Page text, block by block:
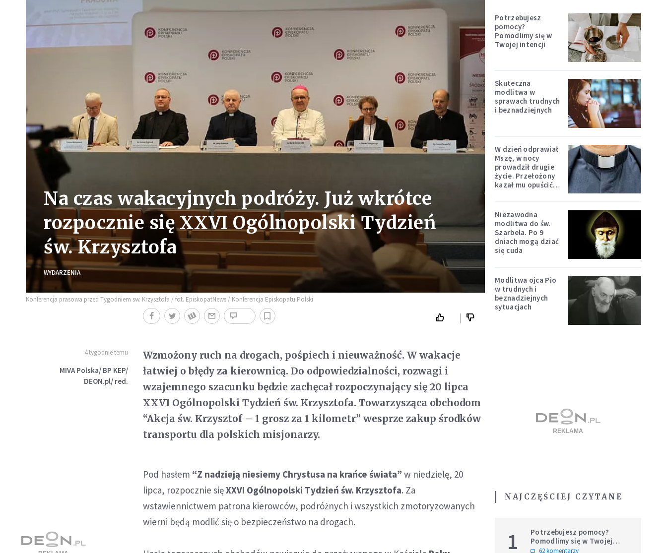
Na czas wakacyjnych podróży. Już wkrótce
rozpocznie się XXVI Ogólnopolski Tydzień
św. Krzysztofa
WYDARZENIA
Konferencja prasowa przed Tygodniem sw. Krzysztofa / fot. EpiskopatNews / Konferencja Episkopatu Polski
4 tygodnie temu
MIVA Polska/ BP KEP/
DEON.pl/ red.
Wzmożony ruch na drogach, pośpiech i nieuważność. W wakacje
łatwiej o błędy za kierownicą. Do odpowiedzialności, rozwagi i
wzajemnego szacunku będzie zachęcał rozpoczynający się 20 lipca
XXVI Ogólnopolski Tydzień św. Krzysztofa. Towarzysząca obchodom
“Akcja św. Krzysztof – 1 grosz za 1 kilometr” wesprze zakup środków
transportu dla polskich misjonarzy.
Pod hasłem “Z nadzieją niesiemy Chrystusa na krańce świata” w niedzielę, 20
lipca, rozpocznie sięXXVI Ogólnopolski Tydzień św. Krzysztofa. Za
wstawiennictwem patrona kierowców, podróżnych i wszystkich zmotoryzowanych
wierni będą modlić się o bezpieczeństwo na drogach.
Potrzebujesz
pomocy?
Pomodlimy się w
Twojej intencji
Skuteczna
modlitwa w
sprawach trudnych
i beznadziejnych
W dzień odprawiał
Mszę, w nocy
prowadził drugie
życie. Przełożony
kazał mu opuścić
Niezawodna
modlitwa do św.
Szarbela. Po 9
dniach mogą dziać
się cuda
Modlitwa ojca Pio
w trudnych i
beznadziejnych
sytuacjach
NAJCZĘŚCIEJ CZYTANE
1
Potrzebujesz pomocy?
Pomodlimy się w Twojej
intencji
62 komentarzy